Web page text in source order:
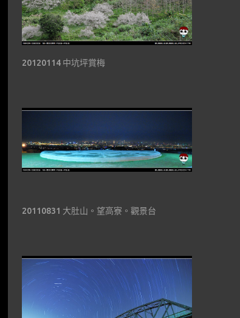
20120114 中坑坪賞梅
20110831 大肚山。望高寮。觀景台